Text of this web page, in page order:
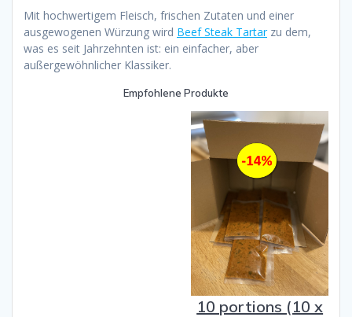
Mit hochwertigem Fleisch, frischen Zutaten und einer
ausgewogenen Würzung wird Beef Steak Tartarzu dem,
was es seit Jahrzehnten ist: ein einfacher, aber
außergewöhnlicher Klassiker.
Empfohlene Produkte
10 portions (10 x